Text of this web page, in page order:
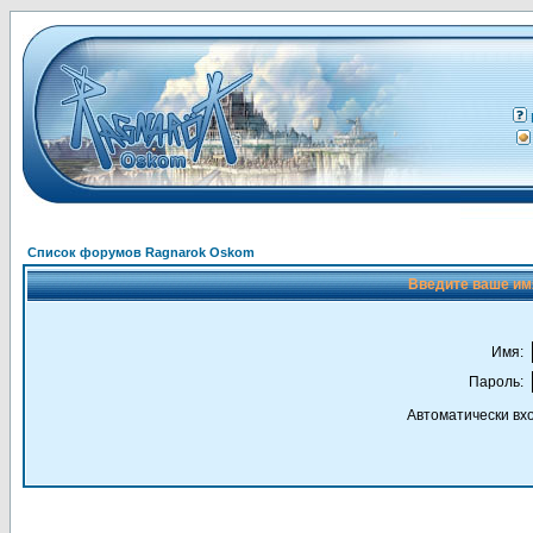
Список форумов Ragnarok Oskom
Введите ваше
Имя:
Пароль:
Автоматически